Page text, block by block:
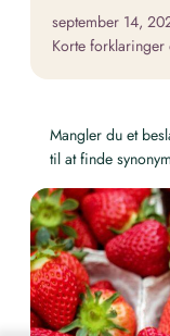
september 14,
Korte
Mangler du et
til at finde